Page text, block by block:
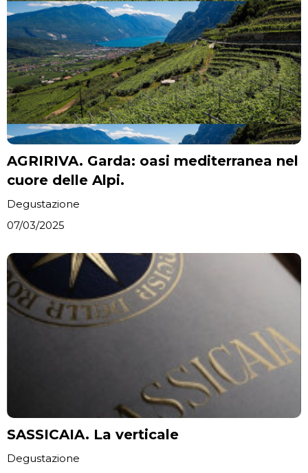
AGRIRIVA. Garda: oasi mediterranea nel
cuore delle Alpi.
Degustazione
07/03/2025
SASSICAIA. La verticale
Degustazione